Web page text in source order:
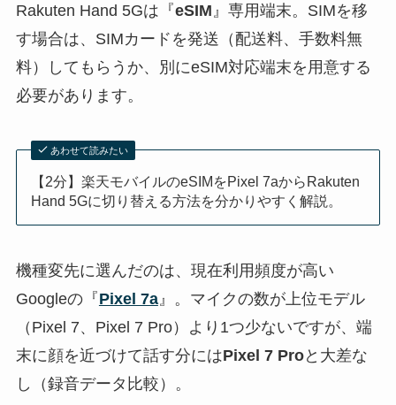
Rakuten Hand 5Gは『eSIM 』専用端末。SIMを移
す場合は、SIMカードを発送（配送料、手数料無
料）してもらうか、別にeSIM対応端末を用意する
必要があります。
あわせて読みたい
【2分】楽天モバイルのeSIMをPixel 7aからRakuten
Hand 5Gに切り替える方法を分かりやすく解説。
機種変先に選んだのは、現在利用頻度が高い
Googleの『Pixel 7a』。マイクの数が上位モデル
（Pixel 7、Pixel 7 Pro）より1つ少ないですが、端
末に顔を近づけて話す分にはPixel 7 Proと大差な
し（録音データ比較）。